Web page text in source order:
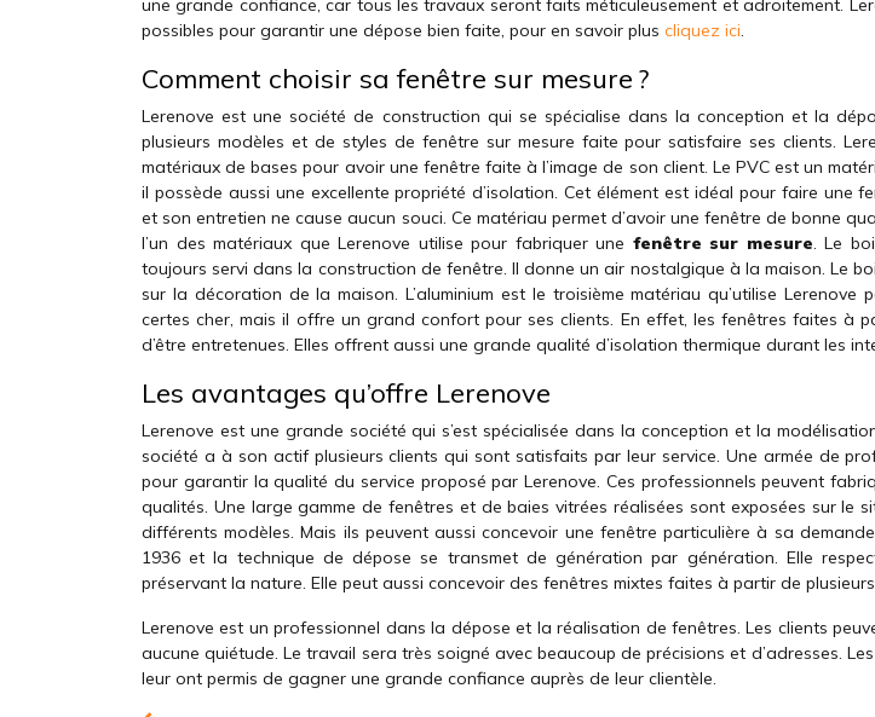
une grande confiance, car tous les travaux seront faits méticuleusement et adroitement.
possibles pour garantir une dépose bien faite, pour en savoir plus cliquez ici.
Comment choisir sa fenêtre sur mesure ?
Lerenove est une société de construction qui se spécialise dans la conception et la
plusieurs modèles et de styles de fenêtre sur mesure faite pour satisfaire ses clients.
matériaux de bases pour avoir une fenêtre faite à l’image de son client. Le PVC est un
il possède aussi une excellente propriété d’isolation. Cet élément est idéal pour faire une
et son entretien ne cause aucun souci. Ce matériau permet d’avoir une fenêtre de bonne
l’un des matériaux que Lerenove utilise pour fabriquer une fenêtre sur mesure. Le
toujours servi dans la construction de fenêtre. Il donne un air nostalgique à la maison. Le
sur la décoration de la maison. L’aluminium est le troisième matériau qu’utilise Lerenove
certes cher, mais il offre un grand confort pour ses clients. En effet, les fenêtres faites à
d’être entretenues. Elles offrent aussi une grande qualité d’isolation thermique durant les
Les avantages qu’offre Lerenove
Lerenove est une grande société qui s’est spécialisée dans la conception et la
société a à son actif plusieurs clients qui sont satisfaits par leur service. Une armée de
pour garantir la qualité du service proposé par Lerenove. Ces professionnels peuvent
qualités. Une large gamme de fenêtres et de baies vitrées réalisées sont exposées sur le
différents modèles. Mais ils peuvent aussi concevoir une fenêtre particulière à sa
1936 et la technique de dépose se transmet de génération par génération. Elle
préservant la nature. Elle peut aussi concevoir des fenêtres mixtes faites à partir de
Lerenove est un professionnel dans la dépose et la réalisation de fenêtres. Les clients
aucune quiétude. Le travail sera très soigné avec beaucoup de précisions et d’adresses.
leur ont permis de gagner une grande confiance auprès de leur clientèle.